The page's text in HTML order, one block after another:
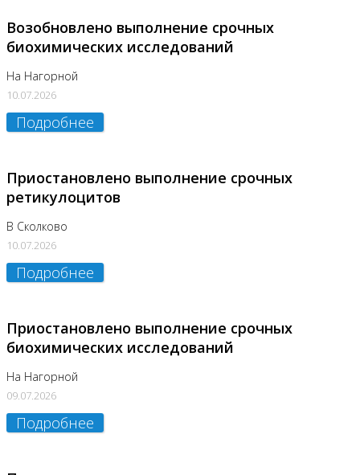
Возобновлено выполнение срочных
биохимических исследований
На Нагорной
10.07.2026
Подробнее
Приостановлено выполнение срочных
ретикулоцитов
В Сколково
10.07.2026
Подробнее
Приостановлено выполнение срочных
биохимических исследований
На Нагорной
09.07.2026
Подробнее